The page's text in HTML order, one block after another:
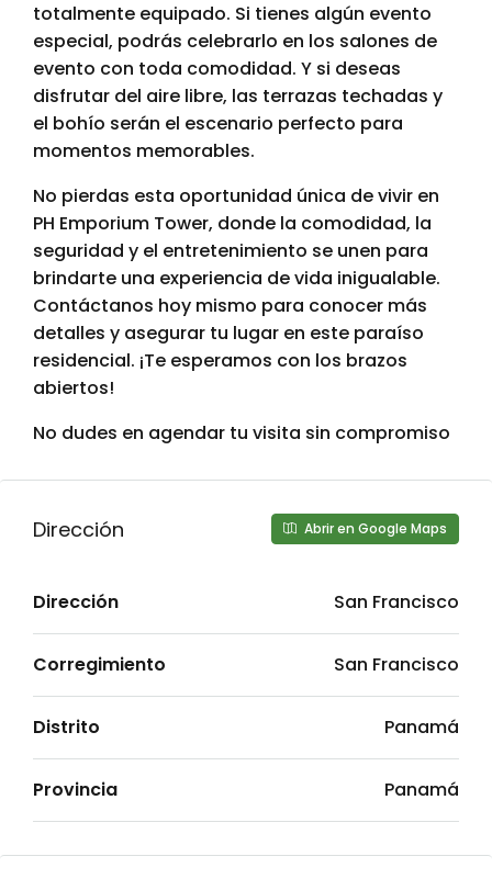
totalmente equipado. Si tienes algún evento
especial, podrás celebrarlo en los salones de
evento con toda comodidad. Y si deseas
disfrutar del aire libre, las terrazas techadas y
el bohío serán el escenario perfecto para
momentos memorables.
No pierdas esta oportunidad única de vivir en
PH Emporium Tower, donde la comodidad, la
seguridad y el entretenimiento se unen para
brindarte una experiencia de vida inigualable.
Contáctanos hoy mismo para conocer más
detalles y asegurar tu lugar en este paraíso
residencial. ¡Te esperamos con los brazos
abiertos!
No dudes en agendar tu visita sin compromiso
Dirección Abrir en Google Maps
Dirección San Francisco
Corregimiento San Francisco
Distrito Panamá
Provincia Panamá